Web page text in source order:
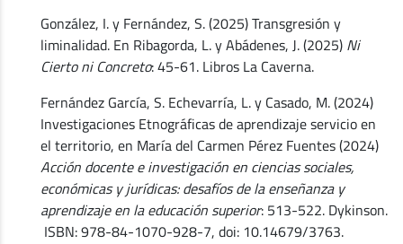
González, I. y Fernández, S. (2025) Transgresión y
liminalidad. En Ribagorda, L. y Abádenes, J. (2025) Ni
Cierto ni Concreto: 45-61. Libros La Caverna.
Fernández García, S. Echevarría, L. y Casado, M. (2024)
Investigaciones Etnográficas de aprendizaje servicio en
el territorio, en María del Carmen Pérez Fuentes (2024)
Acción docente e investigación en ciencias sociales,
económicas y jurídicas: desafíos de la enseñanza y
aprendizaje en la educación superior: 513-522. Dykinson.
ISBN: 978-84-1070-928-7, doi: 10.14679/3763.